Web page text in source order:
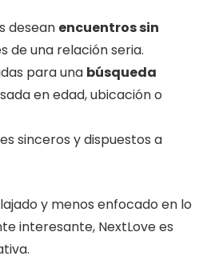
desean encuentros sin
de una relación seria.
para una búsqueda
en edad, ubicación o
sinceros y dispuestos a
y menos enfocado en lo
interesante, NextLove es